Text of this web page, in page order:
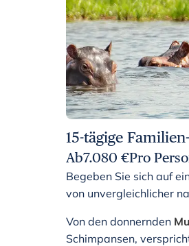
15-tägige
Ab7.080 €Pro
Begeben Sie sich auf
von unvergleichlicher
Von den donnernden
Schimpansen,